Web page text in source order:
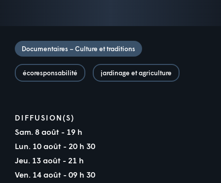
Documentaires – Culture et traditions
écoresponsabilité jardinage et agriculture
DIFFUSION(S)
Sam. 8 août - 19 h
Lun. 10 août - 20 h 30
Jeu. 13 août - 21 h
Ven. 14 août - 09 h 30